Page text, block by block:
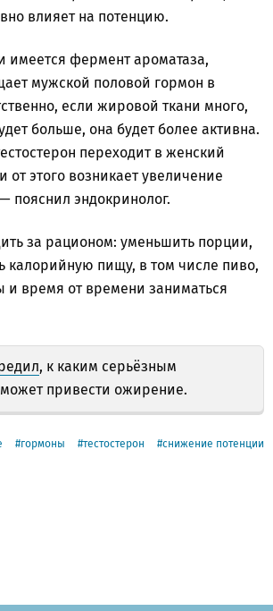
влияет на потенцию.
имеется фермент ароматаза,
мужской половой гормон в
если жировой ткани много,
больше, она будет более активна.
переходит в женский
от этого возникает увеличение
пояснил эндокринолог.
за рационом: уменьшить порции,
калорийную пищу, в том числе пиво,
и время от времени заниматься
, к каким серьёзным
привести ожирение.
гормоны тестостерон снижение потенции